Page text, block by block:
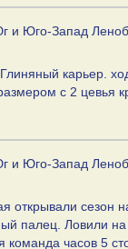
и Юго-Запад
карьер.
с 2 цевья
и Юго-Запад
открывали сезон
палец. Ловили
команда часов 5